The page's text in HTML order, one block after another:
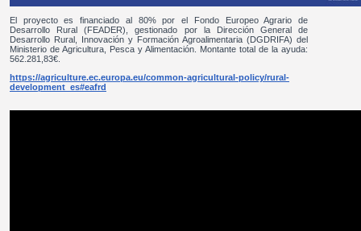
El proyecto es financiado al 80% por el Fondo Europeo Agrario de
Desarrollo Rural (FEADER), gestionado por la Dirección General de
Desarrollo Rural, Innovación y Formación Agroalimentaria (DGDRIFA) del
Ministerio de Agricultura, Pesca y Alimentación. Montante total de la ayuda:
562.281,83€.
https://agriculture.ec.europa.eu/common-agricultural-policy/rural-
development_es#eafrd